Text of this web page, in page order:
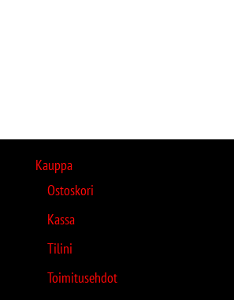
Kauppa
Ostoskori
Kassa
Tilini
Toimitusehdot